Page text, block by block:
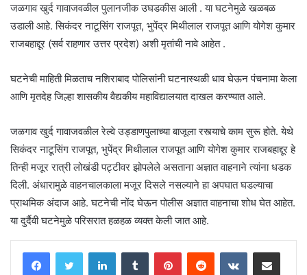
जळगाव खुर्द गावाजवळील पुलानजीक उघडकीस आली . या घटनेमुळे खळबळ
उडाली आहे. सिकंदर नाटूसिंग राजपूत, भुपेंद्र मिथीलाल राजपूत आणि योगेश कुमार
राजबहाद्दूर (सर्व राहणार उत्तर प्रदेश) अशी मृतांची नावे आहेत .
घटनेची माहिती मिळताच नशिराबाद पोलिसांनी घटनास्थळी धाव घेऊन पंचनामा केला
आणि मृतदेह जिल्हा शासकीय वैद्यकीय महाविद्यालयात दाखल करण्यात आले.
जळगाव खुर्द गावाजवळील रेल्वे उड्डाणपुलाच्या बाजूला रस्त्याचे काम सुरू होते. येथे
सिकंदर नाटूसिंग राजपूत, भुपेंद्र मिथीलाल राजपूत आणि योगेश कुमार राजबहाद्दूर हे
तिन्ही मजूर रात्री लोखंडी पट्टीवर झोपलेले असताना अज्ञात वाहनाने त्यांना धडक
दिली. अंधारामुळे वाहनचालकाला मजूर दिसले नसल्याने हा अपघात घडल्याचा
प्राथमिक अंदाज आहे. घटनेची नोंद घेऊन पोलीस अज्ञात वाहनाचा शोध घेत आहेत.
या दुर्दैवी घटनेमुळे परिसरात हळहळ व्यक्त केली जात आहे.
LinkedInTumblr PinterestReddit VKontakteShare via Email